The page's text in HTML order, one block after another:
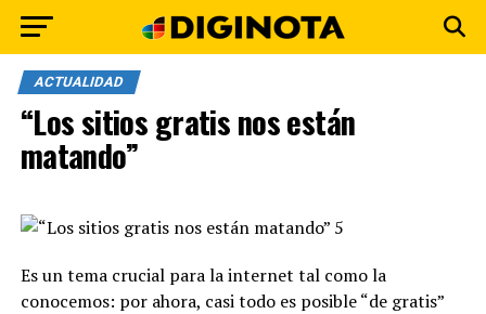
ACTUALIDAD
“Los sitios gratis nos están
matando”
Es un tema crucial para la internet tal como la
conocemos: por ahora, casi todo es posible “de gratis”